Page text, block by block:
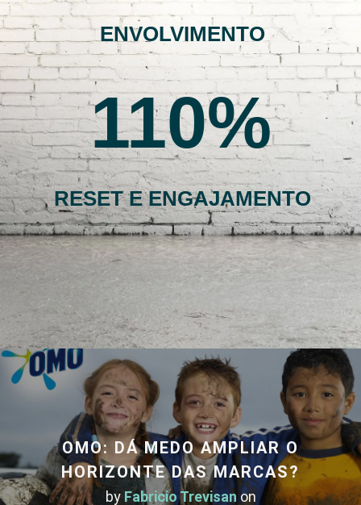
ENVOLVIMENTO
110
RESET E ENGAJAMENTO
OMO: DÁ MEDO AMPLIAR O
HORIZONTE DAS MARCAS?
by Fabricio Trevisanon